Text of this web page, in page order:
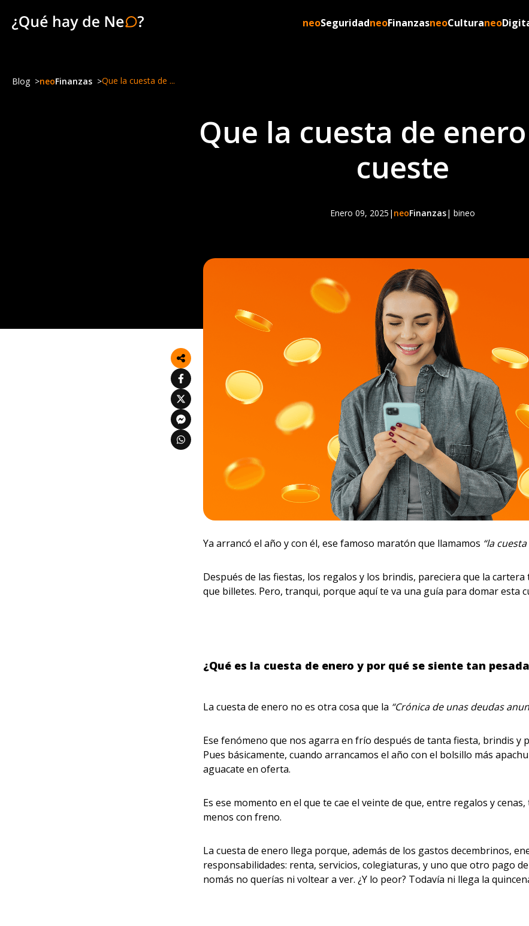
neoSeguridadneoFinanzasneoCulturaneo
Blog neoFinanzas Que la cuesta de ...
Que la cuesta de
cueste
Enero 09, 2025 | neoFinanzas| bineo
Ya arrancó el año y con él, ese famoso maratón que llamamos “la
Después de las fiestas, los regalos y los brindis, pareciera que la
que billetes. Pero, tranqui, porque aquí te va una guía para domar esta
¿Qué es la cuesta de enero y por qué se siente tan
La cuesta de enero no es otra cosa que la “Crónica de unas deudas
Ese fenómeno que nos agarra en frío después de tanta fiesta, brindis y
Pues básicamente, cuando arrancamos el año con el bolsillo más
aguacate en oferta.
Es ese momento en el que te cae el veinte de que, entre regalos y
menos con freno.
La cuesta de enero llega porque, además de los gastos decembrinos,
responsabilidades: renta, servicios, colegiaturas, y uno que otro pago
nomás no querías ni voltear a ver. ¿Y lo peor? Todavía ni llega la